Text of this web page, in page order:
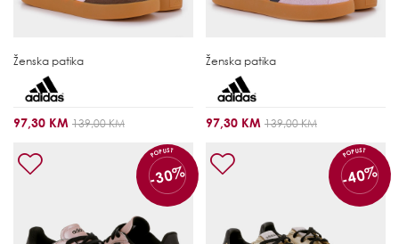
Ženska patika
97,30 KM 139,00 KM
Ženska patika
97,30 KM 139,00 KM
POPUST
-30%
POPUST
-40%